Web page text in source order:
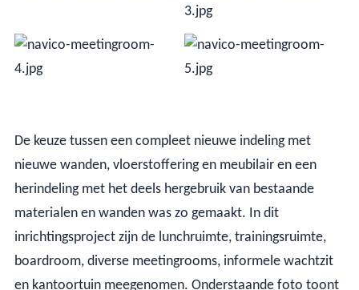
De keuze tussen een compleet nieuwe indeling met
nieuwe wanden, vloerstoffering en meubilair en een
herindeling met het deels hergebruik van bestaande
materialen en wanden was zo gemaakt. In dit
inrichtingsproject zijn de lunchruimte, trainingsruimte,
boardroom, diverse meetingrooms, informele wachtzit
en kantoortuin meegenomen. Onderstaande foto toont